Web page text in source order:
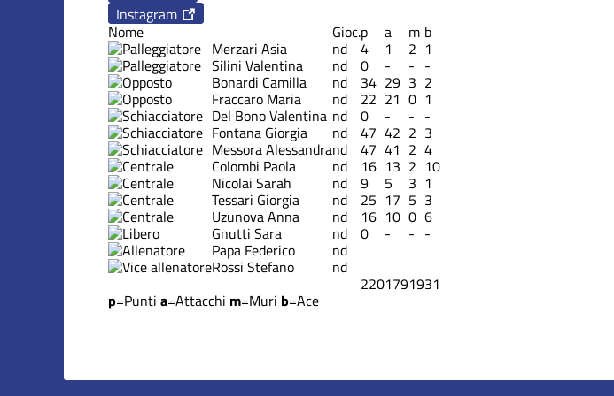
Instagram
Nome
Gioc.p a m b
Merzari Asia nd 4 1 2 1
Silini Valentina nd 0 - - -
Bonardi Camilla nd 34 29 3 2
Fraccaro Maria nd 22 21 0 1
Del Bono Valentina nd 0 - - -
Fontana Giorgia nd 47 42 2 3
Messora Alessandrand 47 41 2 4
Colombi Paola nd 16 13 2 10
Nicolai Sarah nd 9 5 3 1
Tessari Giorgia nd 25 17 5 3
Uzunova Anna nd 16 10 0 6
Gnutti Sara nd 0 - - -
Papa Federico nd
Rossi Stefano nd
2201791931
p=Punti a=Attacchi m=Muri b=Ace